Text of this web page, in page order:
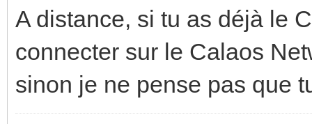
A distance, si tu as déjà le
connecter sur le Calaos
sinon je ne pense pas que